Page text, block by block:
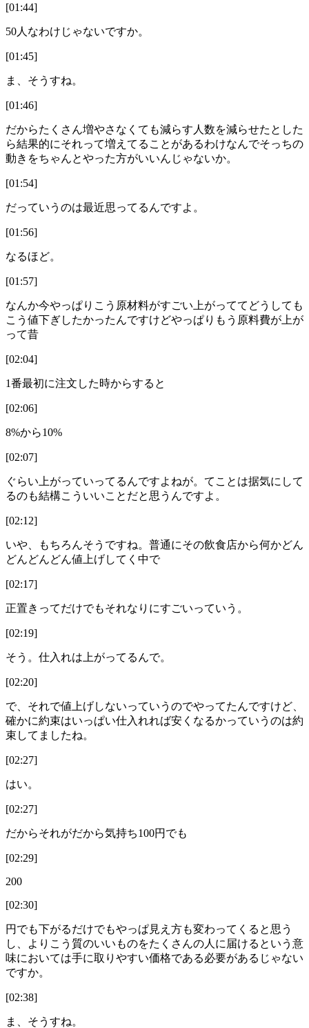
[01:44]
50人なわけじゃないですか。
[01:45]
ま、そうすね。
[01:46]
だからたくさん増やさなくても減らす人数を減らせたとした
ら結果的にそれって増えてることがあるわけなんでそっちの
動きをちゃんとやった方がいいんじゃないか。
[01:54]
だっていうのは最近思ってるんですよ。
[01:56]
なるほど。
[01:57]
なんか今やっぱりこう原材料がすごい上がっててどうしても
こう値下ぎしたかったんですけどやっぱりもう原料費が上が
って昔
[02:04]
1番最初に注文した時からすると
[02:06]
8%から10%
[02:07]
ぐらい上がっていってるんですよねが。てことは据気にして
るのも結構こういいことだと思うんですよ。
[02:12]
いや、もちろんそうですね。普通にその飲食店から何かどん
どんどんどん値上げしてく中で
[02:17]
正置きってだけでもそれなりにすごいっていう。
[02:19]
そう。仕入れは上がってるんで。
[02:20]
で、それで値上げしないっていうのでやってたんですけど、
確かに約束はいっぱい仕入れれば安くなるかっていうのは約
束してましたね。
[02:27]
はい。
[02:27]
だからそれがだから気持ち100円でも
[02:29]
200
[02:30]
円でも下がるだけでもやっぱ見え方も変わってくると思う
し、よりこう質のいいものをたくさんの人に届けるという意
味においては手に取りやすい価格である必要があるじゃない
ですか。
[02:38]
ま、そうすね。